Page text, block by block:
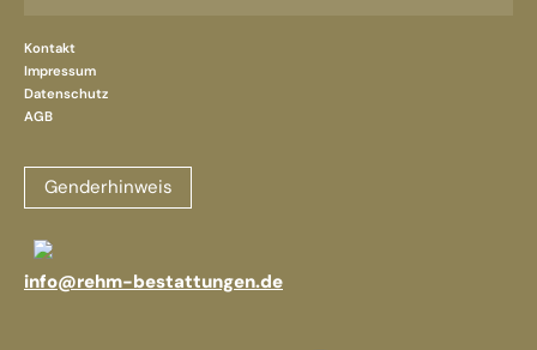
Kontakt
Impressum
Datenschutz
AGB
Genderhinweis
info@rehm-bestattungen.de